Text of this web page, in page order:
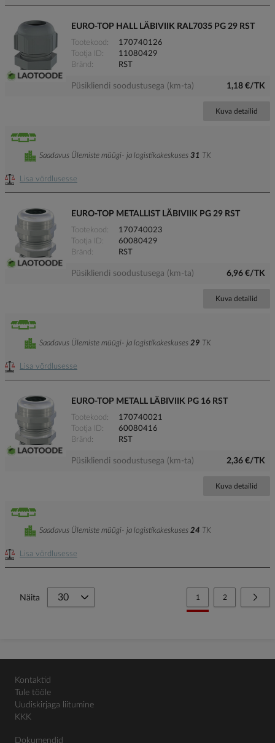
EURO-TOP HALL LÄBIVIIK RAL7035 PG 29 RST
Tootekood
170740126
Tootja ID
11080429
Bränd
RST
Püsikliendi soodustusega (km-ta) 1,18 €/TK
Kuva detailid
Lisa võrdlusesse
Saadavus Ülemiste müügi- ja logistikakeskuses 31 TK
EURO-TOP METALLIST LÄBIVIIK PG 29 RST
Tootekood
170740023
Tootja ID
60080429
Bränd
RST
Püsikliendi soodustusega (km-ta) 6,96 €/TK
Kuva detailid
Lisa võrdlusesse
Saadavus Ülemiste müügi- ja logistikakeskuses 29 TK
EURO-TOP METALL LÄBIVIIK PG 16 RST
Tootekood
170740021
Tootja ID
60080416
Bränd
RST
Püsikliendi soodustusega (km-ta) 2,36 €/TK
Kuva detailid
Lisa võrdlusesse
Saadavus Ülemiste müügi- ja logistikakeskuses 24 TK
PageYou're currently reading
1 Page
2
Näita
Kontaktid
Tule tööle
Uudiskirjaga liitumine
KKK
Dokumendid